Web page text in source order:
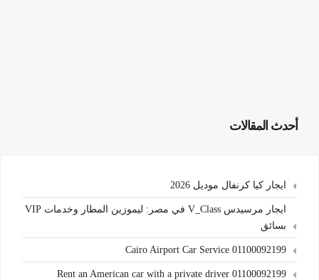
أحدث المقالات
ايجار كيا كرنفال موديل 2026
ايجار مرسيدس V_Class في مصر: ليموزين المطار وخدمات VIP
بسائق
Cairo Airport Car Service 01100092199
Rent an American car with a private driver 01100092199